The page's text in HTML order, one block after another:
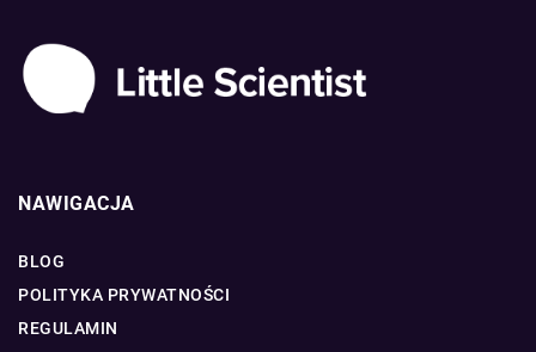
NAWIGACJA
BLOG
POLITYKA PRYWATNOŚCI
REGULAMIN